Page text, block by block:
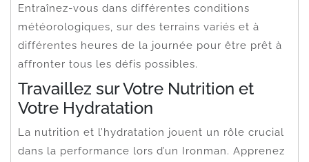
Entraînez-vous dans différentes conditions
météorologiques, sur des terrains variés et à
différentes heures de la journée pour être prêt à
affronter tous les défis possibles.
Travaillez sur Votre Nutrition et
Votre Hydratation
La nutrition et l’hydratation jouent un rôle crucial
dans la performance lors d’un Ironman. Apprenez